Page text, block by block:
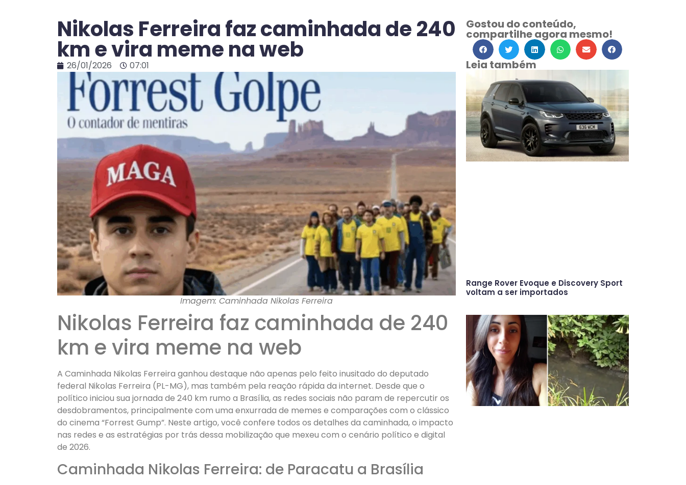
Nikolas Ferreira faz caminhada de 240
km e vira meme na web
26/01/2026 07:01
Imagem: Caminhada Nikolas Ferreira
Nikolas Ferreira faz caminhada de 240
km e vira meme na web
A Caminhada Nikolas Ferreira ganhou destaque não apenas pelo feito inusitado do deputado
federal Nikolas Ferreira (PL-MG), mas também pela reação rápida da internet. Desde que o
político iniciou sua jornada de 240 km rumo a Brasília, as redes sociais não param de repercutir os
desdobramentos, principalmente com uma enxurrada de memes e comparações com o clássico
do cinema “Forrest Gump”. Neste artigo, você confere todos os detalhes da caminhada, o impacto
nas redes e as estratégias por trás dessa mobilização que mexeu com o cenário político e digital
de 2026.
Caminhada Nikolas Ferreira: de Paracatu a Brasília
Gostou do conteúdo,
compartilhe agora mesmo!
Leia também
Range Rover Evoque e Discovery Sport
voltam a ser importados